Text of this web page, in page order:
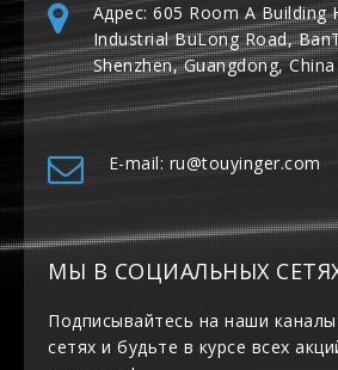
Адрес: 605 Room A Building
Industrial BuLong Road,
Shenzhen, Guangdong,
E-mail: ru@touyinger.com
МЫ В СОЦИАЛЬНЫХ
Подписывайтесь на наши
сетях и будьте в курсе всех